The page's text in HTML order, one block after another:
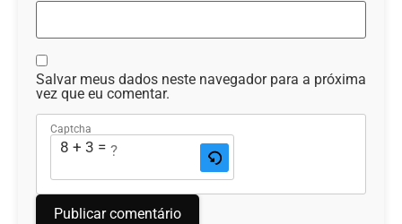
Salvar meus dados neste navegador para a próxima
vez que eu comentar.
Captcha
8 + 3 = ?